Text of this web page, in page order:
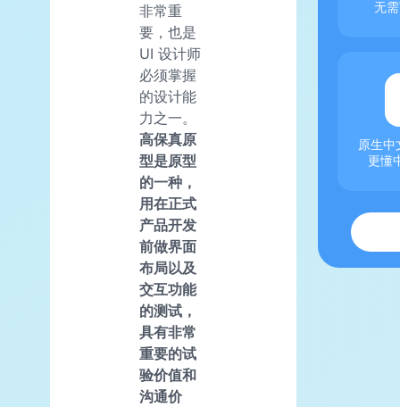
非常重
要，也是
UI 设计师
必须掌握
的设计能
力之一。
高保真原
型是原型
的一种，
用在正式
产品开发
前做界面
布局以及
交互功能
的测试，
具有非常
重要的试
验价值和
沟通价
无
原生中
更懂